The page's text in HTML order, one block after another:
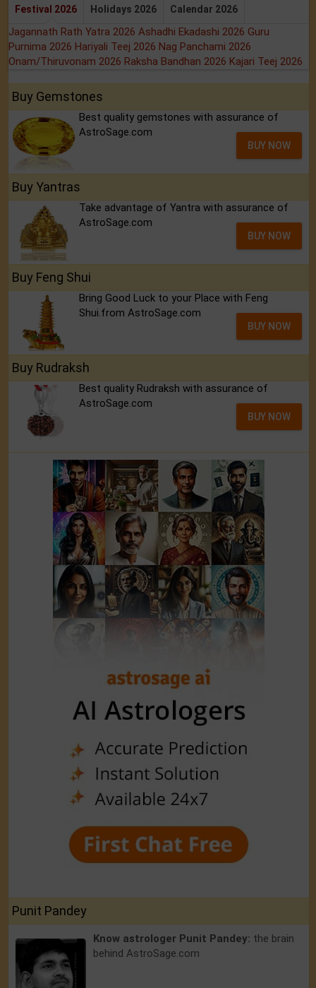
Festival 2026 Holidays 2026 Calendar 2026
Jagannath Rath Yatra 2026 Ashadhi Ekadashi 2026 Guru
Purnima 2026 Hariyali Teej 2026 Nag Panchami 2026
Onam/Thiruvonam 2026 Raksha Bandhan 2026 Kajari Teej 2026
Buy Gemstones
Best quality gemstones with assurance of
AstroSage.com
BUY NOW
Buy Yantras
Take advantage of Yantra with assurance of
AstroSage.com
BUY NOW
Buy Feng Shui
Bring Good Luck to your Place with Feng
Shui.from AstroSage.com
BUY NOW
Buy Rudraksh
Best quality Rudraksh with assurance of
AstroSage.com
BUY NOW
Punit Pandey
Know astrologer Punit Pandey: the brain
behind AstroSage.com